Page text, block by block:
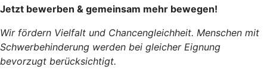
Jetzt bewerben & gemeinsam mehr bewegen!
Wir fördern Vielfalt und Chancengleichheit. Menschen mit
Schwerbehinderung werden bei gleicher Eignung
bevorzugt berücksichtigt.